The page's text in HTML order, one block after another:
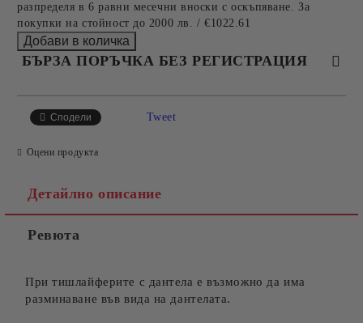
разпределя в 6 равни месечни вноски с оскъпяване. За
покупки на стойност до 2000 лв. / €1022.61
БЪРЗА ПОРЪЧКА БЕЗ РЕГИСТРАЦИЯ
Ние ще се свържем с вас в рамките на работния ден.
Сподели Tweet
Оцени продукта
Детайлно описание
Ревюта
При тишлайферите с дантела е възможно да има
разминаване във вида на дантелата.